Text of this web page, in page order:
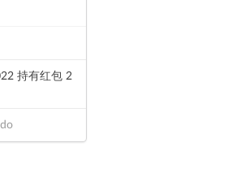
持有红包 2